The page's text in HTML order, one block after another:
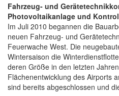
Fahrzeug- und
Photovoltaikanlage und
Im Juli 2010 begannen die
neuen Fahrzeug- und
Feuerwache West. Die
Wintersaison die
deren Größe in den letzten
Flächenentwicklung des Airports
sind bereits abgeschlossen und